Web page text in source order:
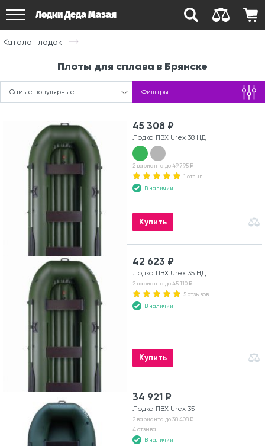
Лодки Деда Мазая
Каталог лодок
Плоты для сплава в Брянске
Самые популярные Фильтры
45 308 ₽
Лодка ПВХ Urex 38 НД
2 варианта до 49 795 ₽
1 отзыв
В наличии
Купить
42 623 ₽
Лодка ПВХ Urex 35 НД
2 варианта до 45 110 ₽
5 отзывов
В наличии
Купить
34 921 ₽
Лодка ПВХ Urex 35
2 варианта до 38 408 ₽
4 отзыва
В наличии